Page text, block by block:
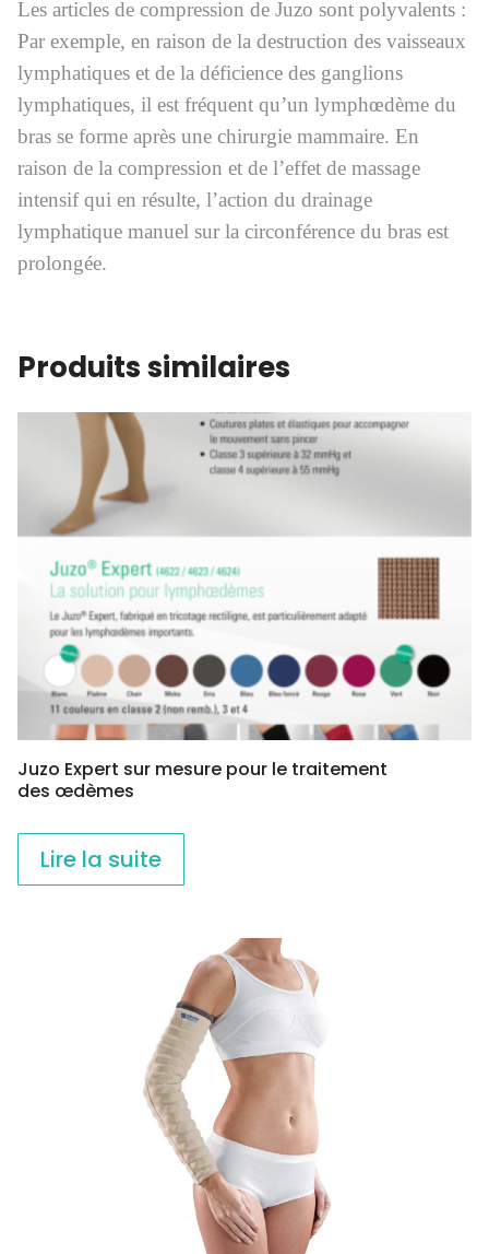
Les articles de compression de Juzo sont polyvalents :
Par exemple, en raison de la destruction des vaisseaux
lymphatiques et de la déficience des ganglions
lymphatiques, il est fréquent qu’un lymphœdème du
bras se forme après une chirurgie mammaire. En
raison de la compression et de l’effet de massage
intensif qui en résulte, l’action du drainage
lymphatique manuel sur la circonférence du bras est
prolongée.
Produits similaires
Juzo Expert sur mesure pour le traitement
des œdèmes
Lire la suite